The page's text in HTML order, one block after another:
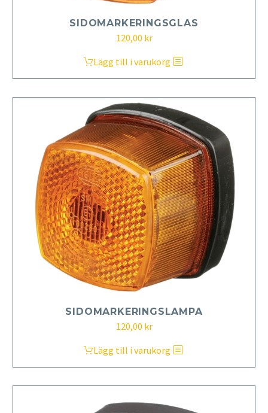
SIDOMARKERINGSGLAS
120,00 kr
Lägg till i varukorg
SIDOMARKERINGSLAMPA
120,00 kr
Lägg till i varukorg